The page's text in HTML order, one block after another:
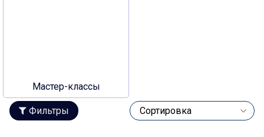
Мастер-классы
Фильтры